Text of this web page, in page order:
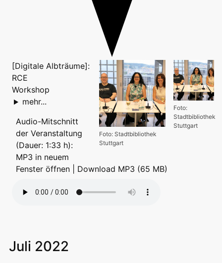
Foto:
Stadtbibliothek
Stuttgart
Foto: Stadtbibliothek
Stuttgart
[Digitale Albträume]:
RCE
Workshop
mehr...
Audio-Mitschnitt
der Veranstaltung
(Dauer: 1:33 h):
MP3 in neuem
Fenster öffnen
Download MP3 (65 MB)
Juli 2022